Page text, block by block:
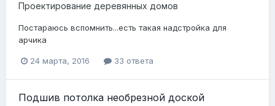
Проектирование деревянных домов
Постараюсь вспомнить...есть такая надстройка для
арчика
24 марта, 2016 33 ответа
Подшив потолка необрезной доской